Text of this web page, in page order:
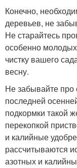
Конечно,
деревьев, не
Не старайтесь
особенно
чистку вашего
весну.
Не забывайте
последней
подкормки такой
перекопкой
и калийные
рассчитываются
азотных и